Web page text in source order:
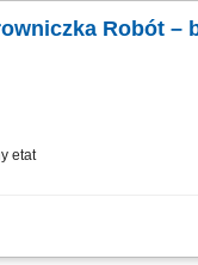
Robót –
etat
własnych we